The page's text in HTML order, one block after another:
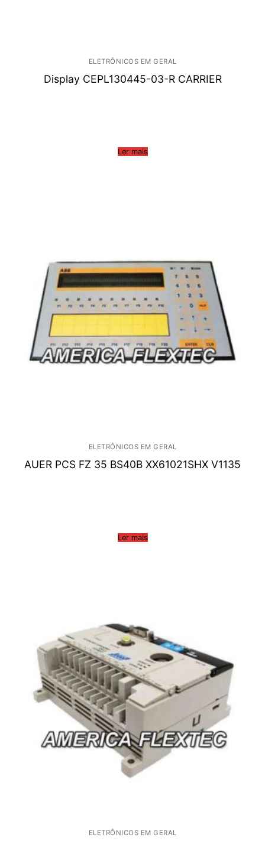
ELETRÔNICOS EM GERAL
Display CEPL130445-03-R CARRIER
Ler mais
ELETRÔNICOS EM GERAL
AUER PCS FZ 35 BS40B XX61021SHX V1135
Ler mais
ELETRÔNICOS EM GERAL